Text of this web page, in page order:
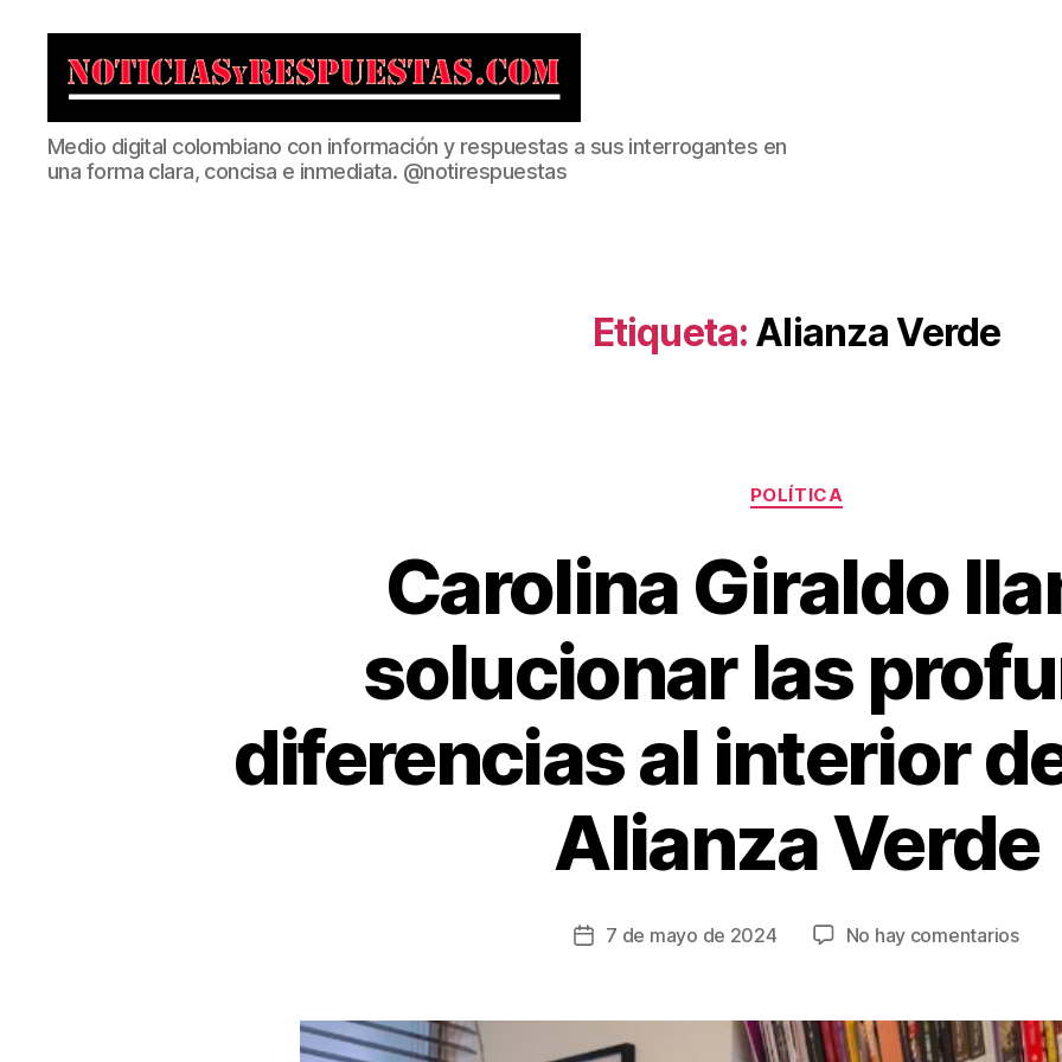
Noticias
y
Respuestas
Medio digital colombiano con información y respuestas a sus interrogantes en
una forma clara, concisa e inmediata. @notirespuestas
Etiqueta: Alianza Verde
Categorías
POLÍTICA
Carolina Giraldo
solucionar las
diferencias al interior
Alianza Verde
Fecha
entrada
7 de mayo de 2024 No hay comentariosen
a